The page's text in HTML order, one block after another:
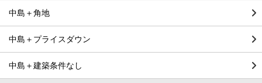
中島＋角地
中島＋プライスダウン
中島＋建築条件なし